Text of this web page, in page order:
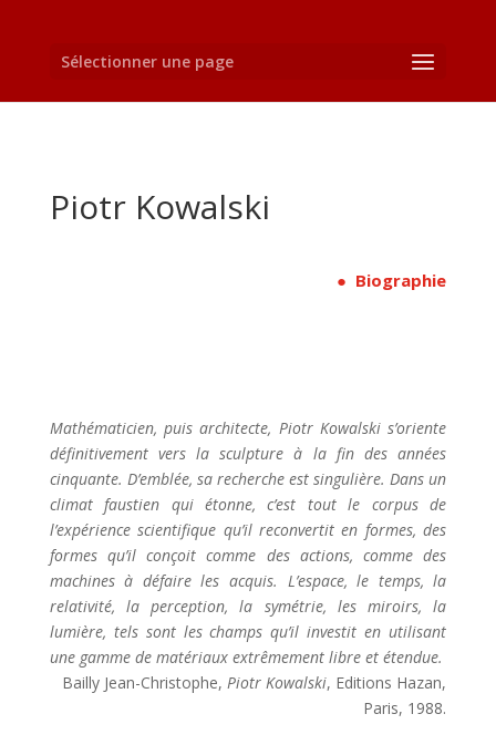
Sélectionner une page
Piotr Kowalski
● Biographie
Mathématicien, puis architecte, Piotr Kowalski s’oriente
définitivement vers la sculpture à la fin des années
cinquante. D’emblée, sa recherche est singulière. Dans un
climat faustien qui étonne, c’est tout le corpus de
l’expérience scientifique qu’il reconvertit en formes, des
formes qu’il conçoit comme des actions, comme des
machines à défaire les acquis. L’espace, le temps, la
relativité, la perception, la symétrie, les miroirs, la
lumière, tels sont les champs qu’il investit en utilisant
une gamme de matériaux extrêmement libre et étendue.
Bailly Jean-Christophe,Piotr Kowalski, Editions Hazan,
Paris, 1988.